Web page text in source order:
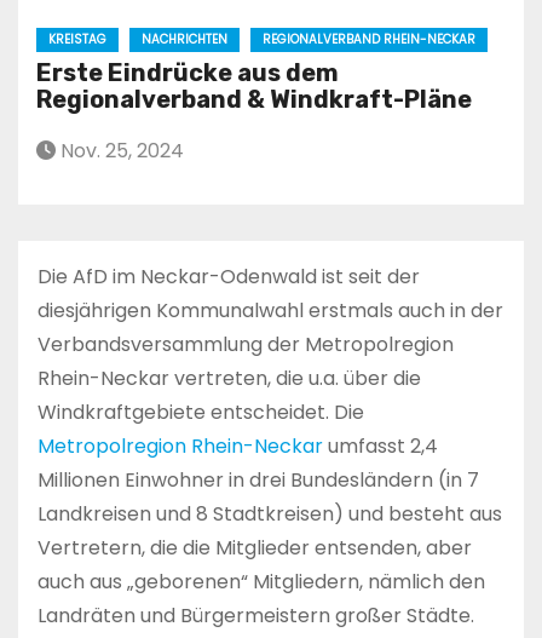
KREISTAG NACHRICHTEN REGIONALVERBAND RHEIN-NECKAR
Erste Eindrücke aus dem
Regionalverband & Windkraft-Pläne
Nov. 25, 2024
Die AfD im Neckar-Odenwald ist seit der
diesjährigen Kommunalwahl erstmals auch in der
Verbandsversammlung der Metropolregion
Rhein-Neckar vertreten, die u.a. über die
Windkraftgebiete entscheidet. Die
Metropolregion Rhein-Neckarumfasst 2,4
Millionen Einwohner in drei Bundesländern (in 7
Landkreisen und 8 Stadtkreisen) und besteht aus
Vertretern, die die Mitglieder entsenden, aber
auch aus „geborenen“ Mitgliedern, nämlich den
Landräten und Bürgermeistern großer Städte.